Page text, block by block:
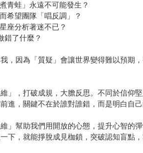
青蛙」永遠不可能發生？
希望團隊「唱反調」？
座分析著迷不已？
錯了什麼？
，因為「質疑」會讓世界變得難以預期
」，打破成規，大膽反思。不同於信仰
進，關鍵不在於誰對誰錯，而是明白自己
」幫助我們用開放的心態，提升心智的
下，就能掙脫成見枷鎖，突破認知盲點